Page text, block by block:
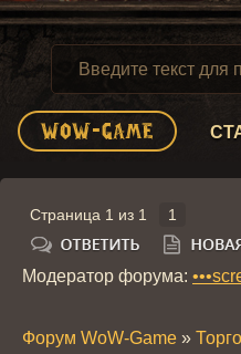
Страница 1 из 1 1
Модератор форума:
Форум WoW-Game »